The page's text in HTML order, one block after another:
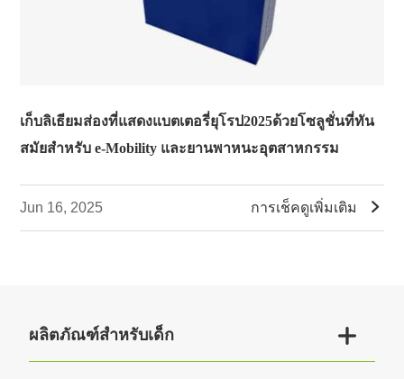
เก็บลิเธียมส่องที่แสดงแบตเตอรี่ยุโรป2025ด้วยโซลูชั่นที่ทัน
สมัยสำหรับ e-Mobility และยานพาหนะอุตสาหกรรม
Jun 16, 2025 การเช็คดูเพิ่มเติม 
ผลิตภัณฑ์สำหรับเด็ก 